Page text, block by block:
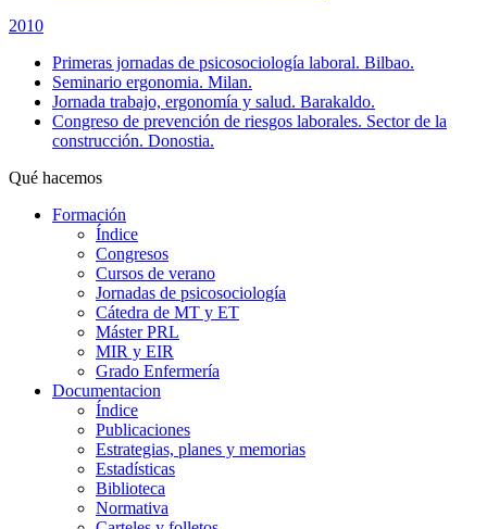
2010
Primeras jornadas de psicosociología laboral. Bilbao.
Seminario ergonomia. Milan.
Jornada trabajo, ergonomía y salud. Barakaldo.
Congreso de prevención de riesgos laborales. Sector de la
construcción. Donostia.
Qué hacemos
Formación
Índice
Congresos
Cursos de verano
Jornadas de psicosociología
Cátedra de MT y ET
Máster PRL
MIR y EIR
Grado Enfermería
Documentacion
Índice
Publicaciones
Estrategias, planes y memorias
Estadísticas
Biblioteca
Normativa